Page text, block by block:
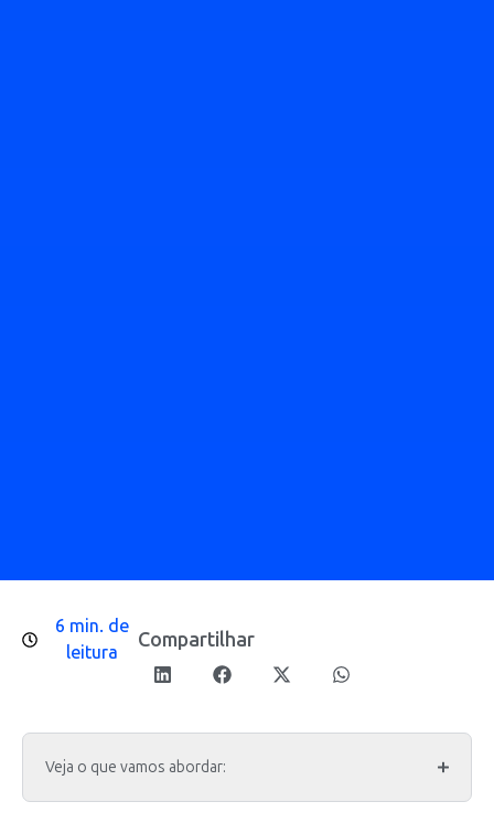
6 min. de
leitura
Compartilhar
Veja o que vamos abordar: